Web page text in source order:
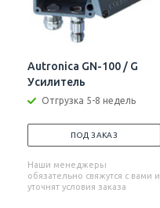
Autronica GN-100 / G
Усилитель
Отгрузка 5-8 недель
ПОД ЗАКАЗ
Наши менеджеры
обязательно свяжутся с вами и
уточнят условия заказа